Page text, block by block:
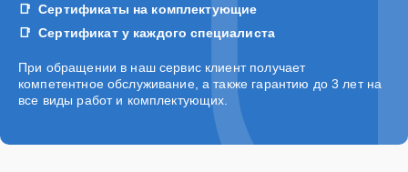
Сертификаты на комплектующие
Сертификат у каждого специалиста
При обращении в наш сервис клиент получает
компетентное обслуживание, а также гарантию до 3 лет на
все виды работ и комплектующих.